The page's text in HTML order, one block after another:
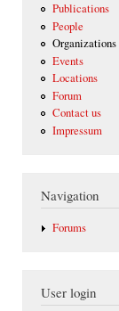
Publications
People
Organizations
Events
Locations
Forum
Contact us
Impressum
Navigation
Forums
User login